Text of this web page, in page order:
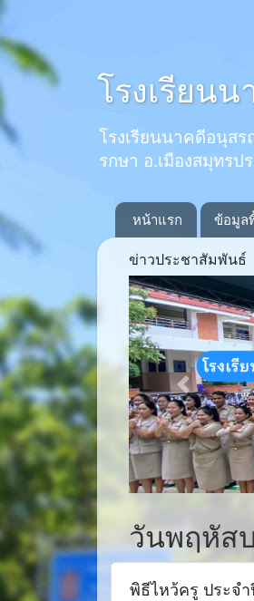
โรงเรียน
โรงเรียนนาคดีอนุส
รกษา อ.เมืองสมุทร
หน้าแรก ข้อมูล
ข่าวประชาสัมพันธ์
Previous
วันพฤหัส
พิธีไหว้ครู ประจ